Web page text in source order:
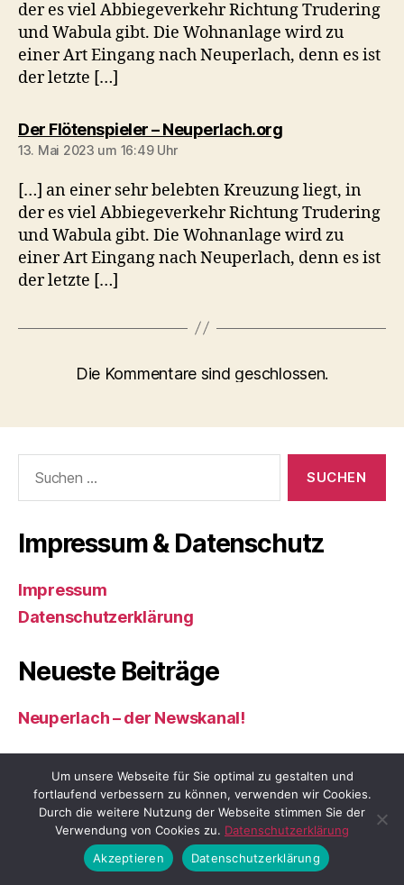
der es viel Abbiegeverkehr Richtung Trudering
und Wabula gibt. Die Wohnanlage wird zu
einer Art Eingang nach Neuperlach, denn es ist
der letzte […]
Der Flötenspieler – Neuperlach.orgsagt:
13. Mai 2023 um 16:49 Uhr
[…] an einer sehr belebten Kreuzung liegt, in
der es viel Abbiegeverkehr Richtung Trudering
und Wabula gibt. Die Wohnanlage wird zu
einer Art Eingang nach Neuperlach, denn es ist
der letzte […]
Die Kommentare sind geschlossen.
nach:
Impressum & Datenschutz
Impressum
Datenschutzerklärung
Neueste Beiträge
Neuperlach – der Newskanal!
Großsanierung Karl-Marx-Ring 59–61a
Heartbeatz Charity-Open-Air am Kieswerk
Mächler (12.–14.06.2026) (abgesagt!)
Lätarekirche an der Quiddestraße nun
Um unsere Webseite für Sie optimal zu gestalten und
fortlaufend verbessern zu können, verwenden wir Cookies.
Durch die weitere Nutzung der Webseite stimmen Sie der
Verwendung von Cookies zu. Datenschutzerklärung
Akzeptieren
Datenschutzerklärung